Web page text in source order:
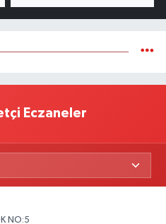
Eczaneler
NO:5